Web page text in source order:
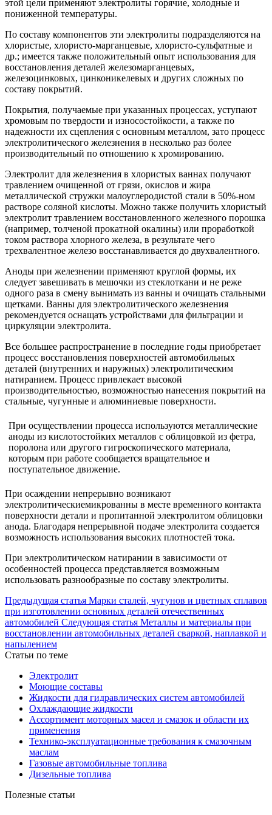
этой цели применяют электролиты горячие, холодные и
пониженной температуры.
По составу компонентов эти электролиты подразделяются на
хлористые, хлористо-марганцевые, хлористо-сульфатные и
др.; имеется также положительный опыт использования для
восстановления деталей железомарганцевых,
железоцинковых, цинконикелевых и других сложных по
составу покрытий.
Покрытия, получаемые при указанных процессах, уступают
хромовым по твердости и износостойкости, а также по
надежности их сцепления с основным металлом, зато процесс
электролитического железнения в несколько раз более
производительный по отношению к хромированию.
Электролит для железнения в хлористых ваннах получают
травлением очищенной от грязи, окислов и жира
металлической стружки малоуглеродистой стали в 50%-ном
растворе соляной кислоты. Можно также получить хлористый
электролит травлением восстановленного железного порошка
(например, толченой прокатной окалины) или проработкой
током раствора хлорного железа, в результате чего
трехвалентное железо восстанавливается до двухвалентного.
Аноды при железнении применяют круглой формы, их
следует завешивать в мешочки из стеклоткани и не реже
одного раза в смену вынимать из ванны и очищать стальными
щетками. Ванны для электролитического железнения
рекомендуется оснащать устройствами для фильтрации и
циркуляции электролита.
Все большее распространение в последние годы приобретает
процесс восстановления поверхностей автомобильных
деталей (внутренних и наружных) электролитическим
натиранием. Процесс привлекает высокой
производительностью, возможностью нанесения покрытий на
стальные, чугунные и алюминиевые поверхности.
При осуществлении процесса используются металлические
аноды из кислотостойких металлов с облицовкой из фетра,
поролона или другого гигроскопического материала,
которым при работе сообщается вращательное и
поступательное движение.
При осаждении непрерывно возникают
электролитическиемикрованны в месте временного контакта
поверхности детали и пропитанной электролитом облицовки
анода. Благодаря непрерывной подаче электролита создается
возможность использования высоких плотностей тока.
При электролитическом натирании в зависимости от
особенностей процесса представляется возможным
использовать разнообразные по составу электролиты.
Предыдущая статья Марки сталей, чугунов и цветных сплавов
при изготовлении основных деталей отечественных
автомобилей Следующая статья Металлы и материалы при
восстановлении автомобильных деталей сваркой, наплавкой и
напылением
Статьи по теме
Электролит
Моющие составы
Жидкости для гидравлических систем автомобилей
Охлаждающие жидкости
Ассортимент моторных масел и смазок и области их
применения
Технико‐эксплуатационные требования к смазочным
маслам
Газовые автомобильные топлива
Дизельные топлива
Полезные статьи